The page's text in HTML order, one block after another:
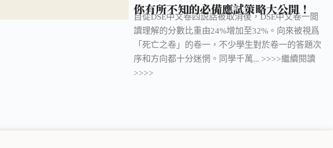
你有所不知的必備應試策略大公開！
自從DSE中文卷四説話被取消後，DSE中文卷一閲
讀理解的分數比重由24%增加至32%。向來被視爲
「死亡之卷」的卷一，不少學生對於卷一的答題次
序和方向都十分迷惘。同學千萬... >>>>繼續閱讀
>>>>